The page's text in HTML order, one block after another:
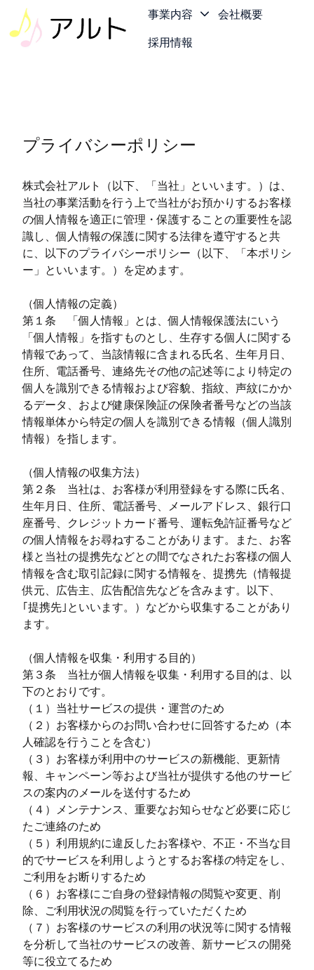
事業内容 会社概要
採用情報
プライバシーポリシー
株式会社アルト（以下、「当社」といいます。）は、
当社の事業活動を行う上で当社がお預かりするお客様
の個人情報を適正に管理・保護することの重要性を認
識し、個人情報の保護に関する法律を遵守すると共
に、以下のプライバシーポリシー（以下、「本ポリシ
ー」といいます。）を定めます。
（個人情報の定義）
第１条 「個人情報」とは、個人情報保護法にいう
「個人情報」を指すものとし、生存する個人に関する
情報であって、当該情報に含まれる氏名、生年月日、
住所、電話番号、連絡先その他の記述等により特定の
個人を識別できる情報および容貌、指紋、声紋にかか
るデータ、および健康保険証の保険者番号などの当該
情報単体から特定の個人を識別できる情報（個人識別
情報）を指します。
（個人情報の収集方法）
第２条 当社は、お客様が利用登録をする際に氏名、
生年月日、住所、電話番号、メールアドレス、銀行口
座番号、クレジットカード番号、運転免許証番号など
の個人情報をお尋ねすることがあります。また、お客
様と当社の提携先などとの間でなされたお客様の個人
情報を含む取引記録に関する情報を、提携先（情報提
供元、広告主、広告配信先などを含みます。以下、
｢提携先｣といいます。）などから収集することがあり
ます。
（個人情報を収集・利用する目的）
第３条 当社が個人情報を収集・利用する目的は、以
下のとおりです。
（１）当社サービスの提供・運営のため
（２）お客様からのお問い合わせに回答するため（本
人確認を行うことを含む）
（３）お客様が利用中のサービスの新機能、更新情
報、キャンペーン等および当社が提供する他のサービ
スの案内のメールを送付するため
（４）メンテナンス、重要なお知らせなど必要に応じ
たご連絡のため
（５）利用規約に違反したお客様や、不正・不当な目
的でサービスを利用しようとするお客様の特定をし、
ご利用をお断りするため
（６）お客様にご自身の登録情報の閲覧や変更、削
除、ご利用状況の閲覧を行っていただくため
（７）お客様のサービスの利用の状況等に関する情報
を分析して当社のサービスの改善、新サービスの開発
等に役立てるため